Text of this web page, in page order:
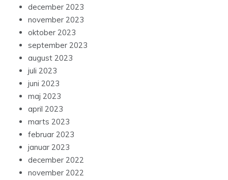
december 2023
november 2023
oktober 2023
september 2023
august 2023
juli 2023
juni 2023
maj 2023
april 2023
marts 2023
februar 2023
januar 2023
december 2022
november 2022